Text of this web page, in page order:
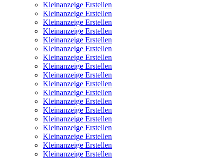
Kleinanzeige Erstellen
Kleinanzeige Erstellen
Kleinanzeige Erstellen
Kleinanzeige Erstellen
Kleinanzeige Erstellen
Kleinanzeige Erstellen
Kleinanzeige Erstellen
Kleinanzeige Erstellen
Kleinanzeige Erstellen
Kleinanzeige Erstellen
Kleinanzeige Erstellen
Kleinanzeige Erstellen
Kleinanzeige Erstellen
Kleinanzeige Erstellen
Kleinanzeige Erstellen
Kleinanzeige Erstellen
Kleinanzeige Erstellen
Kleinanzeige Erstellen